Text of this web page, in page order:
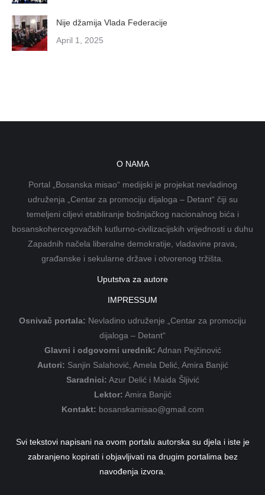
Nije džamija Vlada Federacije
April 1, 2025
O NAMA
Portal „Bosanska misao“ medijski je projekat nevladinog
udruženja „Centar za promociju dijaloga – Detant“ čiji su
temeljeni ciljevi etabliranje bošnjačkog nacionalnog bića i
bosanskohercegovačkih kutlurno-civilizacijskih vrijednosti u duhu
Zapadnih načela liberalne demokratije, vladavine prava,
građanske i sekularne države i otvorenog tržišta.
Uputstva za autore
IMPRESSUM
Osnivač portala: Nevladino udruženje „Centar za promociju
dijaloga – Detant“
Glavni i odgovorni urednik: Adnan Pejčinović
Autori: Sanjin Salahović, Amela Delić, Amira Banjić
Saradnici: Azur Delić i Maida Šljivić
Lektor: Amira Banjić
Kontakt: bosanskamisao@gmail.com
Svi tekstovi napisani na ovom portalu autorska su djela i iste je
zabranjeno kopirati i objavljivati na drugim portalima bez
navođenja izvora.